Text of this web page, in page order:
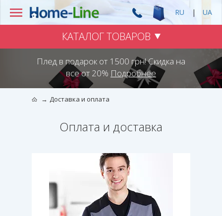
RU | UA
КАТАЛОГ ТОВАРОВ
Плед в подарок от 1500 грн! Скидка на
все от 20% Подробнее
Доставка и оплата
Оплата и доставка